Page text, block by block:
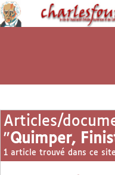
Articles/
"Quimper,
1 article trouvé dans ce site